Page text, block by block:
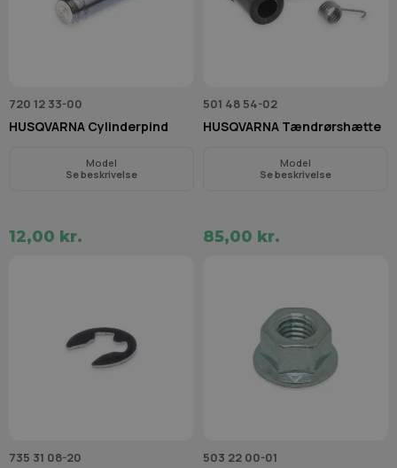
720 12 33-00
HUSQVARNA Cylinderpind
Model
Se beskrivelse
12,00 kr.
501 48 54-02
HUSQVARNA Tændrørshætte
Model
Se beskrivelse
85,00 kr.
735 31 08-20 503 22 00-01